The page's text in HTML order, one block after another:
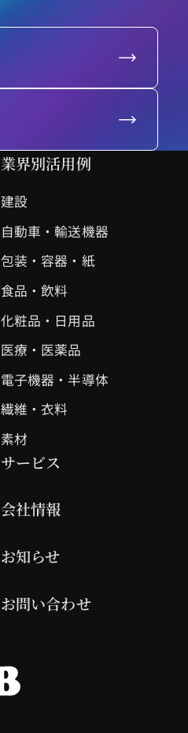
業界別活用例
建設
自動車・輸送機器
包装・容器・紙
食品・飲料
化粧品・日用品
医療・医薬品
電子機器・半導体
繊維・衣料
素材
サービス
会社情報
お知らせ
お問い合わせ